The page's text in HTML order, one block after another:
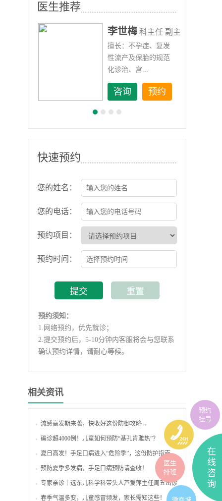
医生推荐
李世梅 科主任 副主
任医师
擅长：不孕症、复发
性流产及保胎的规范
化诊治、宫...
咨询 预约
快速预约
您的姓名：
您的电话：
预约项目：
预约时间：
预约须知：
1. 网络预约，优先就诊；
2.提交预约后，5-10分钟内客服将会与您联系
确认预约详情，请耐心等候。
相关资讯
流感高发期来袭，快收好这份防御攻略→
确诊超4000例！儿童如何预防“基孔肯雅热”？
夏日高发！手足口病进入“危险季”，这份防护指南请收好
预防夏季多发病，手足口病预防请查收！
专家亲诊｜远东儿科学科带头人芦爱萍主任周五出诊
春季气温多变，儿童感冒频发，家长需知这些！
在
线
咨
询
预约
挂号
医生
排班